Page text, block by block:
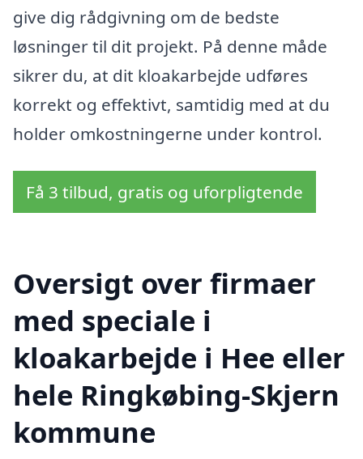
give dig rådgivning om de bedste
løsninger til dit projekt. På denne måde
sikrer du, at dit kloakarbejde udføres
korrekt og effektivt, samtidig med at du
holder omkostningerne under kontrol.
Få 3 tilbud, gratis og uforpligtende
Oversigt over firmaer
med speciale i
kloakarbejde i Hee eller
hele Ringkøbing-Skjern
kommune